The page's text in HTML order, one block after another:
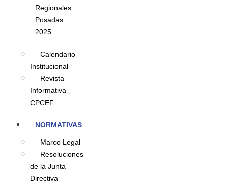
Regionales
Posadas
2025
Calendario
Institucional
Revista
Informativa
CPCEF
NORMATIVAS
Marco Legal
Resoluciones
de la Junta
Directiva